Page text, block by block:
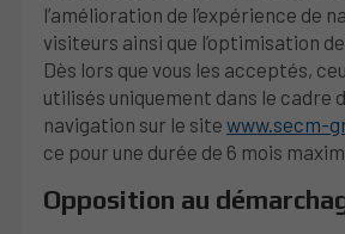
l’amélioration de l’expérience de
visiteurs ainsi que l’optimisation
Dès lors que vous les acceptés,
utilisés uniquement dans le cadre
navigation sur le sitewww.secm-
ce pour une durée de 6 mois
Opposition au